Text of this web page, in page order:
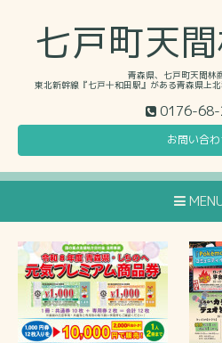
七戸町天
青森県、七戸町天間林
東北新幹線『七戸十和田駅』がある青森県上
0176-
お問い合